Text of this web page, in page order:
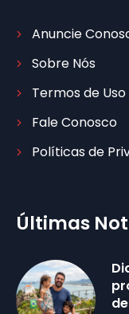
Anuncie
Sobre Nós
Termos de Uso
Fale Conosco
Políticas de
Últimas